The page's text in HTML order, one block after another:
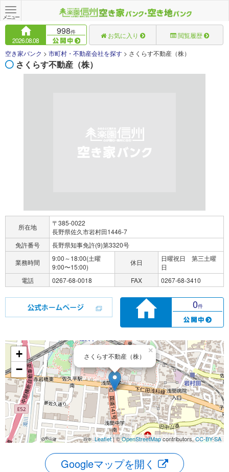
Toggle
navigation
メニュー
2026.08.08
998件 お気に入り 閲覧履歴
空き家バンク > 市町村・不動産会社を探す > さくらす不動産（株）
さくらす不動産（株）
所在地
〒385-0022
長野県佐久市岩村田1446-7
免許番号
長野県知事免許(9)第3320号
業務時間
9:00～18:00(土曜
9:00〜15:00)
休日
日曜祝日 第三土曜
日
電話
0267-68-0018 FAX 0267-68-3410
0件
さくらす不動産（株）
×
+
−
Leaflet| ©OpenStreetMapcontributors,CC-BY-SA
Googleマップを開く